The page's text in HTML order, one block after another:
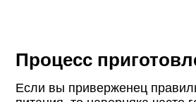
Процесс
Если вы приверженец